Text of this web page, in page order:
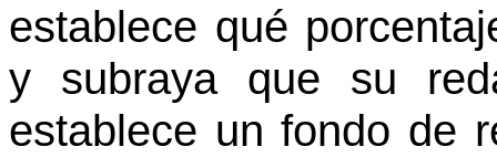
establece qué
y subraya que su
establece un fondo de